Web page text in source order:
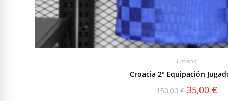
Croacia
Croacia 2º Equipación
150,00€ El
precio
35,00 €